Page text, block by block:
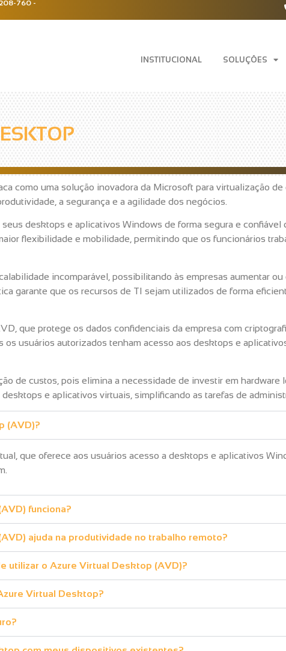
760 -
INSTITUCIONAL SOLUÇÕES
como uma solução inovadora da Microsoft para virtualização
a segurança e a agilidade dos negócios.
desktops e aplicativos Windows de forma segura e confiável
flexibilidade e mobilidade, permitindo que os funcionários
incomparável, possibilitando às empresas aumentar
garante que os recursos de TI sejam utilizados de forma
que protege os dados confidenciais da empresa com
os usuários autorizados tenham acesso aos desktops e
de custos, pois elimina a necessidade de investir em hardware
e aplicativos virtuais, simplificando as tarefas de
(AVD)?
que oferece aos usuários acesso a desktops e aplicativos
funciona?
ajuda na produtividade no trabalho remoto?
utilizar o Azure Virtual Desktop (AVD)?
Virtual Desktop?